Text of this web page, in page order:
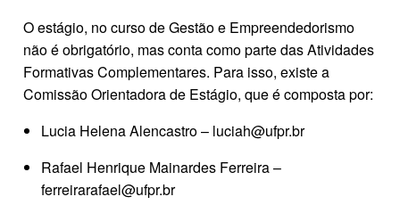
O estágio, no curso de Gestão e Empreendedorismo
não é obrigatório, mas conta como parte das Atividades
Formativas Complementares. Para isso, existe a
Comissão Orientadora de Estágio, que é composta por:
Lucia Helena Alencastro – luciah@ufpr.br
Rafael Henrique Mainardes Ferreira –
ferreirarafael@ufpr.br